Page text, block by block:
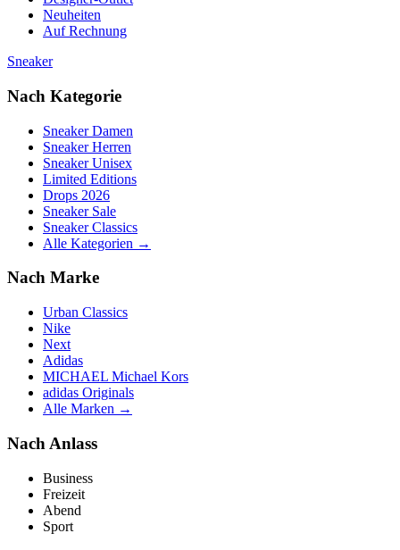
Neuheiten
Auf Rechnung
Sneaker
Nach Kategorie
Sneaker Damen
Sneaker Herren
Sneaker Unisex
Limited Editions
Drops 2026
Sneaker Sale
Sneaker Classics
Alle Kategorien →
Nach Marke
Urban Classics
Nike
Next
Adidas
MICHAEL Michael Kors
adidas Originals
Alle Marken →
Nach Anlass
Business
Freizeit
Abend
Sport